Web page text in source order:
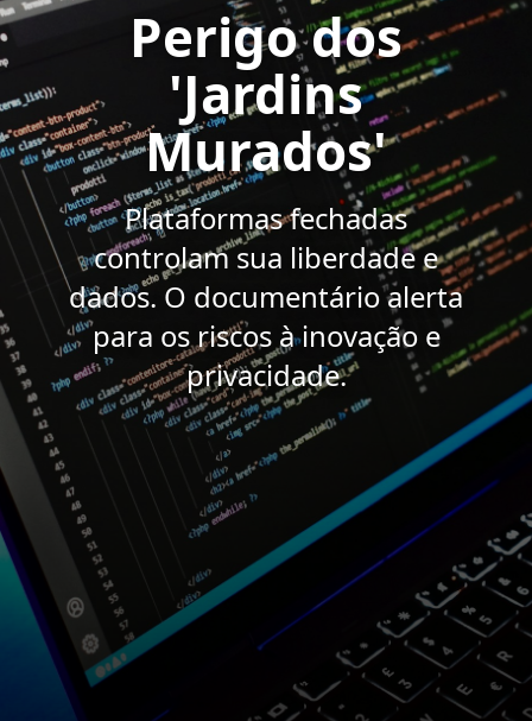
Perigo dos
'Jardins
Murados'
Plataformas fechadas
controlam sua liberdade e
dados. O documentário alerta
para os riscos à inovação e
privacidade.